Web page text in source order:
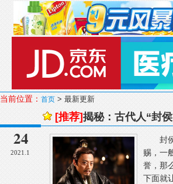
当前位置： 首页 > 最新更新
24
2021.1
[推荐]揭秘：古代人“封
封侯”
赐，一
誉，那
下面就